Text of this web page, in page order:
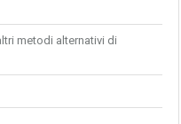
metodi alternativi di